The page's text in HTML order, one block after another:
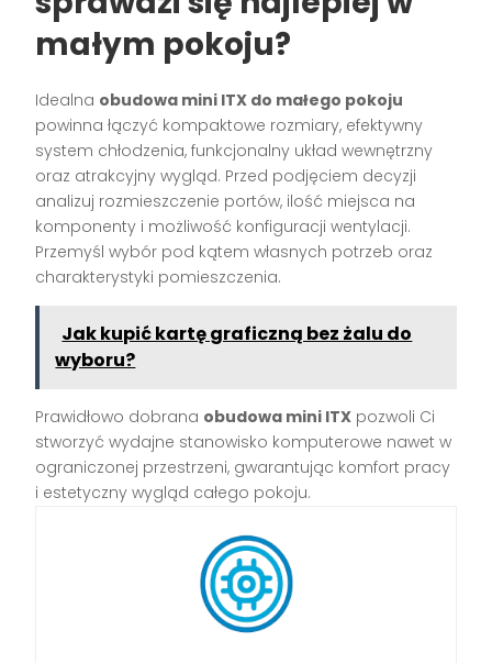
małym pokoju?
Idealna obudowa mini ITX do małego pokoju
powinna łączyć kompaktowe rozmiary, efektywny
system chłodzenia, funkcjonalny układ wewnętrzny
oraz atrakcyjny wygląd. Przed podjęciem decyzji
analizuj rozmieszczenie portów, ilość miejsca na
komponenty i możliwość konfiguracji wentylacji.
Przemyśl wybór pod kątem własnych potrzeb oraz
charakterystyki pomieszczenia.
Jak kupić kartę graficzną bez żalu do
wyboru?
Prawidłowo dobrana obudowa mini ITX pozwoli Ci
stworzyć wydajne stanowisko komputerowe nawet w
ograniczonej przestrzeni, gwarantując komfort pracy
i estetyczny wygląd całego pokoju.